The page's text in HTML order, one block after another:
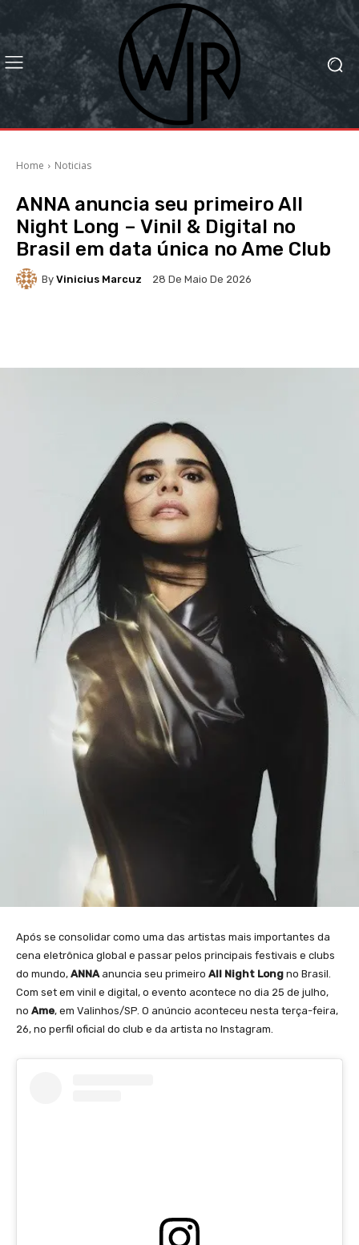
Home Noticias
ANNA anuncia seu primeiro All
Night Long – Vinil & Digital no
Brasil em data única no Ame Club
By Vinicius Marcuz 28 De Maio De 2026
Após se consolidar como uma das artistas mais importantes da
cena eletrônica global e passar pelos principais festivais e clubs
do mundo, ANNA anuncia seu primeiro All Night Long no Brasil.
Com set em vinil e digital, o evento acontece no dia 25 de julho,
no Ame, em Valinhos/SP. O anúncio aconteceu nesta terça-feira,
26, no perfil oficial do club e da artista no Instagram.